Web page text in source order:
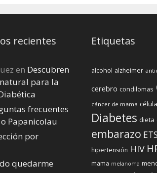
recientes
en Descubren
para la
frecuentes
Papanicolau
por
quedarme
Etiquetas
alcohol alzheimer
cerebro condilomas
cáncer de mama
Diabetes dieta
embarazo ETS
hipertensión HIV
mama melanoma